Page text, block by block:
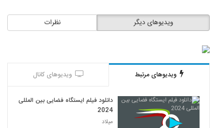
نظرات ویدیوهای دیگر
ویدیوهای مرتبط ویدیوهای کانال
دانلود فیلم ایستگاه فضایی بین المللی
2024
میلاد